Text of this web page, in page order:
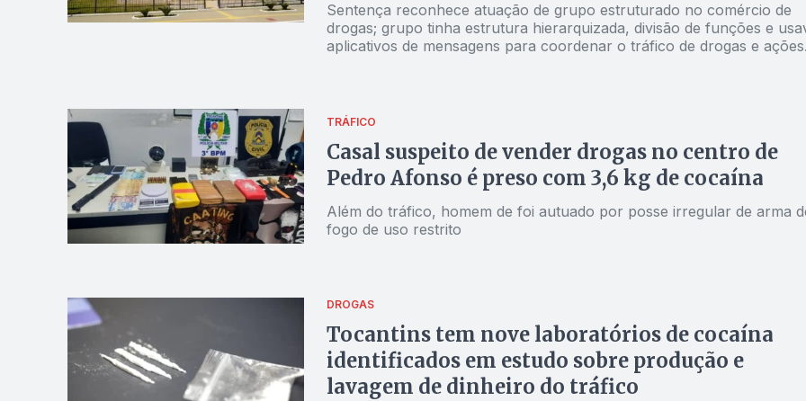
Sentença reconhece atuação de grupo estruturado no comércio de
drogas; grupo tinha estrutura hierarquizada, divisão de funções e
aplicativos de mensagens para coordenar o tráfico de drogas e ações
TRÁFICO
Casal suspeito de vender drogas no centro de
Pedro Afonso é preso com 3,6 kg de cocaína
Além do tráfico, homem de foi autuado por posse irregular de arma
fogo de uso restrito
DROGAS
Tocantins tem nove laboratórios de cocaína
identificados em estudo sobre produção e
lavagem de dinheiro do tráfico